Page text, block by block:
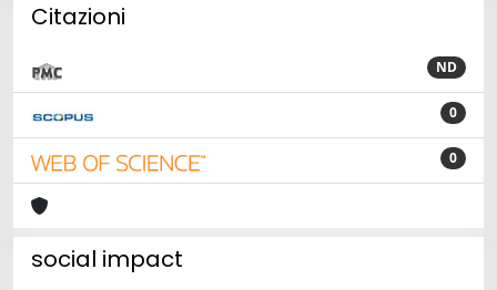
Citazioni
ND
0
0
social impact